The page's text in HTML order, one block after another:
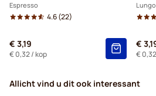
Espresso
4.6(22)
€ 3,19
€ 0,32/ kop
Lungo
€
€ 0,32
Allicht vind u dit ook interessant